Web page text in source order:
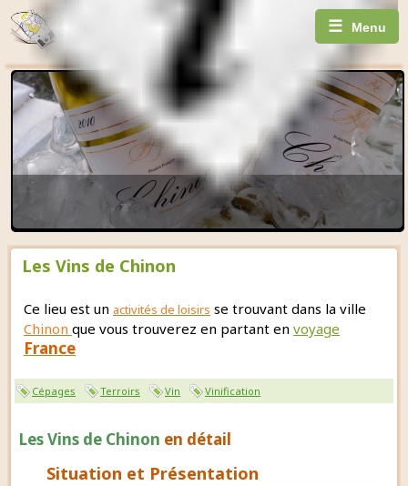
☰ Menu
Les Vins de Chinon
Ce lieu est un activités de loisirs se trouvant dans la ville
Chinon que vous trouverez en partant en voyage
France
Cépages Terroirs Vin Vinification
Les Vins de Chinon en détail
Situation et Présentation